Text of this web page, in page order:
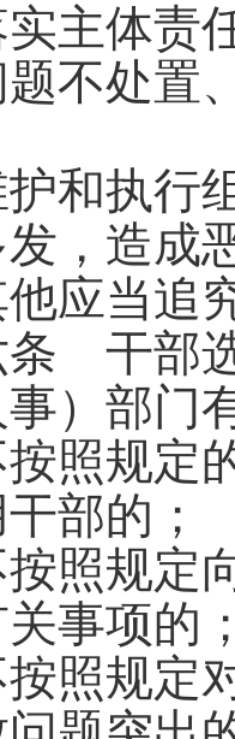
体责任
不处置
执行组
，造成
当追
干部选
）部门
规定的
部的；
规定向
事项的
规定对